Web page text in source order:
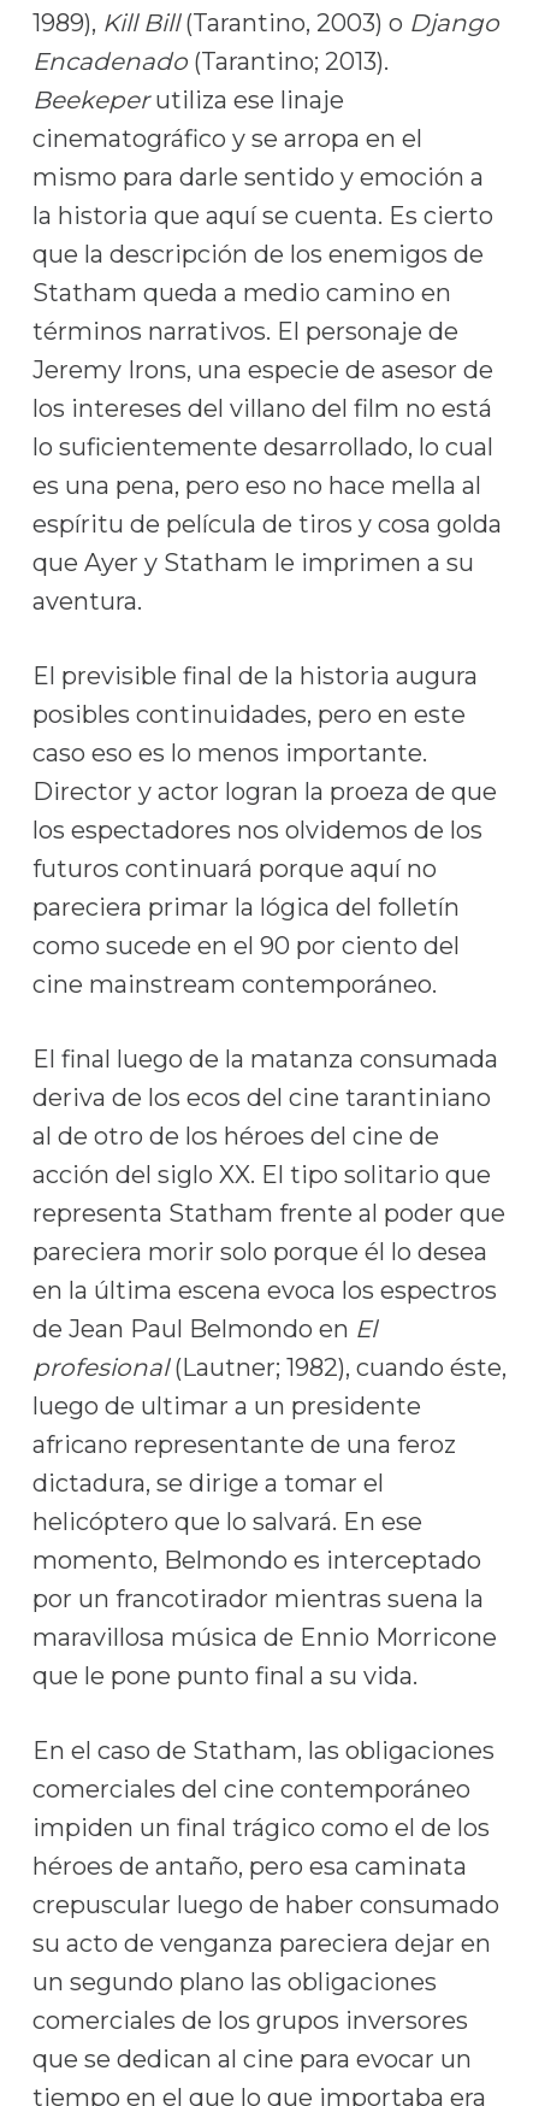
1989), Kill Bill(Tarantino, 2003) o Django
Encadenado(Tarantino; 2013).
Beekeperutiliza ese linaje
cinematográfico y se arropa en el
mismo para darle sentido y emoción a
la historia que aquí se cuenta. Es cierto
que la descripción de los enemigos de
Statham queda a medio camino en
términos narrativos. El personaje de
Jeremy Irons, una especie de asesor de
los intereses del villano del film no está
lo suficientemente desarrollado, lo cual
es una pena, pero eso no hace mella al
espíritu de película de tiros y cosa golda
que Ayer y Statham le imprimen a su
aventura.
El previsible final de la historia augura
posibles continuidades, pero en este
caso eso es lo menos importante.
Director y actor logran la proeza de que
los espectadores nos olvidemos de los
futuros continuará porque aquí no
pareciera primar la lógica del folletín
como sucede en el 90 por ciento del
cine mainstream contemporáneo.
El final luego de la matanza consumada
deriva de los ecos del cine tarantiniano
al de otro de los héroes del cine de
acción del siglo XX. El tipo solitario que
representa Statham frente al poder que
pareciera morir solo porque él lo desea
en la última escena evoca los espectros
de Jean Paul Belmondo en El
profesional(Lautner; 1982), cuando éste,
luego de ultimar a un presidente
africano representante de una feroz
dictadura, se dirige a tomar el
helicóptero que lo salvará. En ese
momento, Belmondo es interceptado
por un francotirador mientras suena la
maravillosa música de Ennio Morricone
que le pone punto final a su vida.
En el caso de Statham, las obligaciones
comerciales del cine contemporáneo
impiden un final trágico como el de los
héroes de antaño, pero esa caminata
crepuscular luego de haber consumado
su acto de venganza pareciera dejar en
un segundo plano las obligaciones
comerciales de los grupos inversores
que se dedican al cine para evocar un
tiempo en el que lo que importaba era